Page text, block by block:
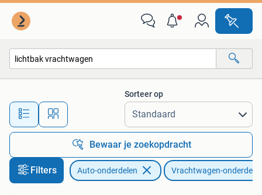
Alle afstanden…
Sorteer op
Bewaar je zoekopdracht
Filters Auto-onderdelen Vrachtwagen-